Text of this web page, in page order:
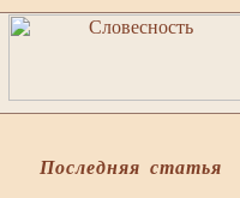
Последняя статья